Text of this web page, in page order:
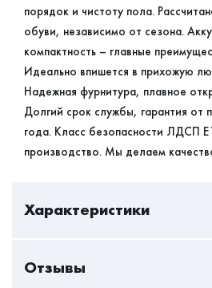
порядок и чистоту пола.
обуви, независимо от сезона.
компактность – главные
Идеально впишется в прихожую
Надежная фурнитура, плавное
Долгий срок службы, гарантия от
года. Класс безопасности ЛДСП
производство. Мы делаем
Характеристики
В/Ш/Г
Отзывы